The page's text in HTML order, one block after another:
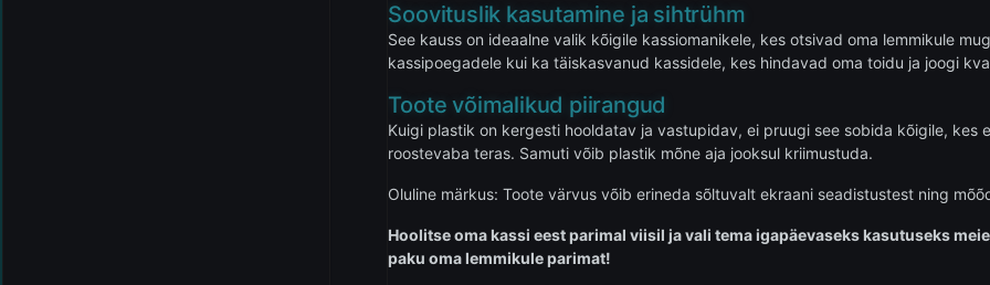
Soovituslik kasutamine ja sihtrühm
See kauss on ideaalne valik kõigile kassiomanikele, kes otsivad oma lemmikule
kassipoegadele kui ka täiskasvanud kassidele, kes hindavad oma toidu ja joogi
Toote võimalikud piirangud
Kuigi plastik on kergesti hooldatav ja vastupidav, ei pruugi see sobida kõigile, kes
roostevaba teras. Samuti võib plastik mõne aja jooksul kriimustuda.
Oluline märkus: Toote värvus võib erineda sõltuvalt ekraani seadistustest ning
Hoolitse oma kassi eest parimal viisil ja vali tema igapäevaseks kasutuseks
paku oma lemmikule parimat!